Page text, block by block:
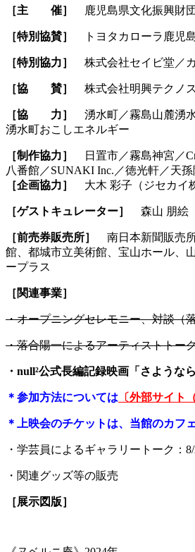
［主 催］ 鹿児島県文化振興財
［特別協賛］ トヨタカローラ鹿児
［特別協力］ 株式会社セイビ堂／
［協 賛］ 株式会社明興テクノ
［協 力］
湧水町／霧島山麓湧
湧水町おこしエネルギー
［制作協力］
日置市／霧島神宮／
八番館／SUNAKI Inc.／徳光軒／天
［企画協力］
大木 彩子（ジセカイ
［ゲストキュレーター］ 森山 朋絵
［前売券販売所］ 南日本新聞販売
館、都城市立美術館、宝山ホール、
ープラス
［関連事業］
・オープニングセレモニー、対談（
・落合陽一によるアーティストトー
・null²公式長編記録映画「さような
＊参加方法については 〔外部サイト
＊上映会のチケットは、当館のカフ
・学芸員によるギャラリートーク：
・関連グッズ等の販売
［展示図版］